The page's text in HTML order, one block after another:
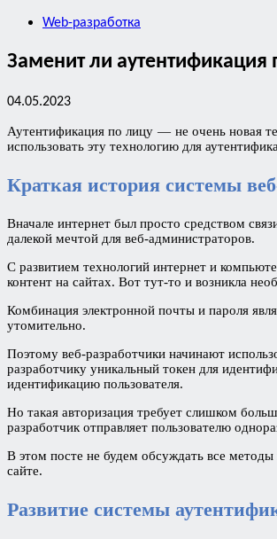
Web-разработка
Заменит ли аутентификация
04.05.2023
Аутентификация по лицу — не очень новая
использовать эту технологию для
Краткая история системы
Вначале интернет был просто средством
далекой мечтой для веб-администраторов.
С развитием технологий интернет и
контент на сайтах. Вот тут-то и возникла
Комбинация электронной почты и пароля
утомительно.
Поэтому веб-разработчики начинают
разработчику уникальный токен для
идентификацию пользователя.
Но такая авторизация требует слишком
разработчик отправляет пользователю
В этом посте не будем обсуждать все
сайте.
Развитие системы